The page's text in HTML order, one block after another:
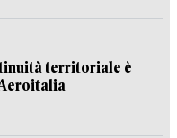
territoriale è
Aeroitalia